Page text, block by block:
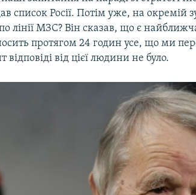
список Росії. Потім уже, на окремій
лінії МЗС? Він сказав, що є
протягом 24 годин усе, що ми
від цієї людини не було.